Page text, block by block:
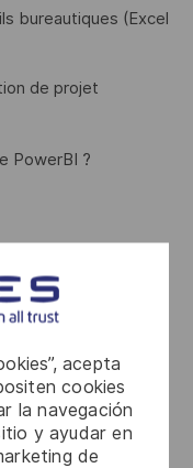
acepta
cookies
la navegación
y ayudar en
de
bureautiques (Excel
de projet
PowerBI ?
direction telle que le
c’est être au
fonctionnement
sur l’ensemble de